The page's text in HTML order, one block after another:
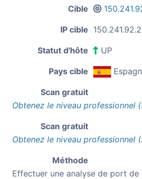
Cible
IP cible
Statut d'hôte UP
Pays cible
Scan gratuit
Obtenez le niveau professionnel
Scan gratuit
Obtenez le niveau professionnel
Méthode
Effectuer une analyse de port de